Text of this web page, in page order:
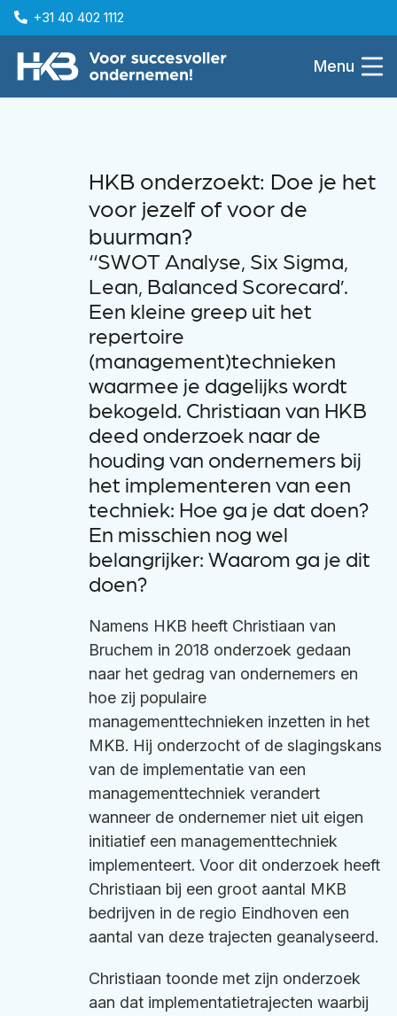
+31 40 402 1112
Menu
HKB onderzoekt: Doe je het
voor jezelf of voor de
buurman?
‘‘SWOT Analyse, Six Sigma,
Lean, Balanced Scorecard’.
Een kleine greep uit het
repertoire
(management)technieken
waarmee je dagelijks wordt
bekogeld. Christiaan van HKB
deed onderzoek naar de
houding van ondernemers bij
het implementeren van een
techniek: Hoe ga je dat doen?
En misschien nog wel
belangrijker: Waarom ga je dit
doen?
Namens HKB heeft Christiaan van
Bruchem in 2018 onderzoek gedaan
naar het gedrag van ondernemers en
hoe zij populaire
managementtechnieken inzetten in het
MKB. Hij onderzocht of de slagingskans
van de implementatie van een
managementtechniek verandert
wanneer de ondernemer niet uit eigen
initiatief een managementtechniek
implementeert. Voor dit onderzoek heeft
Christiaan bij een groot aantal MKB
bedrijven in de regio Eindhoven een
aantal van deze trajecten geanalyseerd.
Christiaan toonde met zijn onderzoek
aan dat implementatietrajecten waarbij